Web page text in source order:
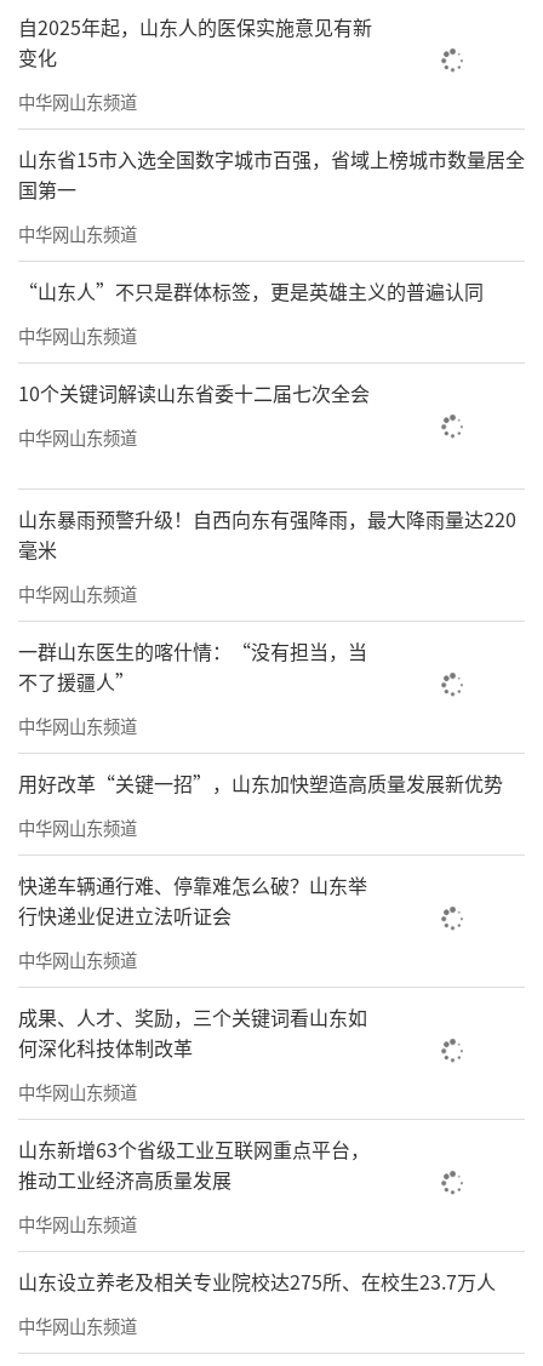
自2025年起，山东人的医保实施意见有新
变化
中华网山东频道
山东省15市入选全国数字城市百强，省域上榜城市数量居全
国第一
中华网山东频道
“山东人”不只是群体标签，更是英雄主义的普遍认同
中华网山东频道
10个关键词解读山东省委十二届七次全会
中华网山东频道
山东暴雨预警升级！自西向东有强降雨，最大降雨量达220
毫米
中华网山东频道
一群山东医生的喀什情：“没有担当，当
不了援疆人”
中华网山东频道
用好改革“关键一招”，山东加快塑造高质量发展新优势
中华网山东频道
快递车辆通行难、停靠难怎么破？山东举
行快递业促进立法听证会
中华网山东频道
成果、人才、奖励，三个关键词看山东如
何深化科技体制改革
中华网山东频道
山东新增63个省级工业互联网重点平台，
推动工业经济高质量发展
中华网山东频道
山东设立养老及相关专业院校达275所、在校生23.7万人
中华网山东频道